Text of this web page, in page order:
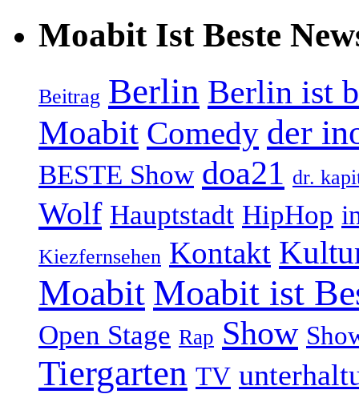
Moabit Ist Beste
Beitrag Berlin Berlin ist
Moabit Comedy der
BESTE Show doa21 dr.
Wolf Hauptstadt HipHop
Kiezfernsehen Kontakt
Moabit Moabit ist
Open Stage Rap Show
Tiergarten TV